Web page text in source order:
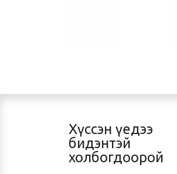
Хүссэн үедээ
бидэнтэй
холбогдоорой